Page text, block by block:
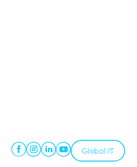
Global:IT